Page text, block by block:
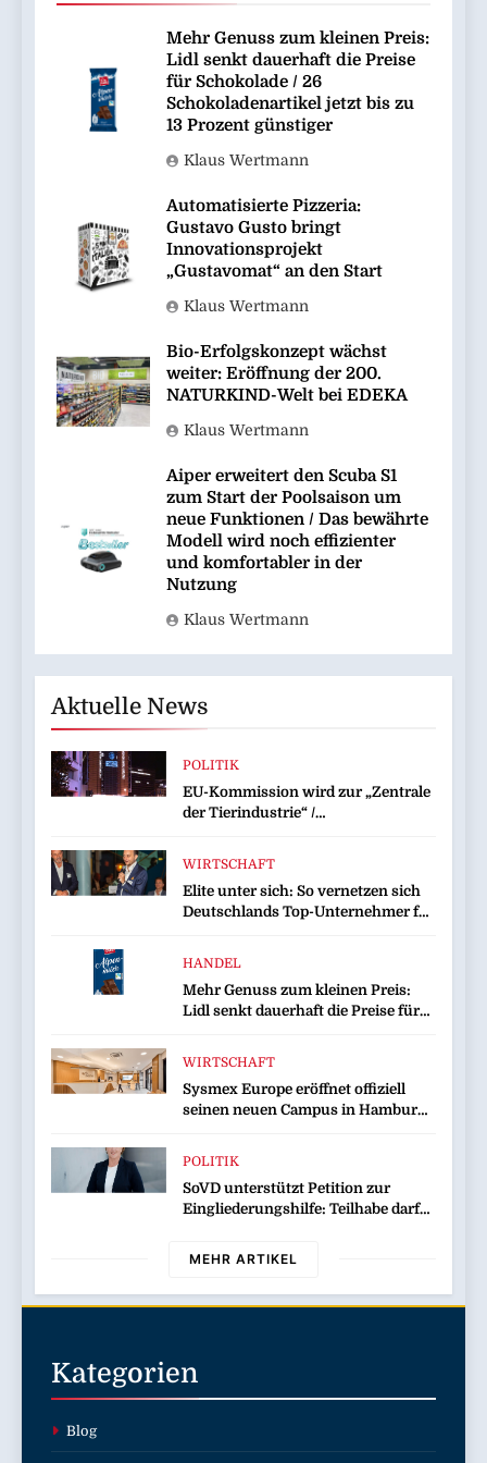
Mehr Genuss zum kleinen Preis:
Lidl senkt dauerhaft die Preise
für Schokolade / 26
Schokoladenartikel jetzt bis zu
13 Prozent günstiger
Klaus Wertmann
Automatisierte Pizzeria:
Gustavo Gusto bringt
Innovationsprojekt
„Gustavomat“ an den Start
Klaus Wertmann
Bio-Erfolgskonzept wächst
weiter: Eröffnung der 200.
NATURKIND-Welt bei EDEKA
Klaus Wertmann
Aiper erweitert den Scuba S1
zum Start der Poolsaison um
neue Funktionen / Das bewährte
Modell wird noch effizienter
und komfortabler in der
Nutzung
Klaus Wertmann
Aktuelle News
POLITIK
EU-Kommission wird zur „Zentrale
der Tierindustrie“ /
Brüssel die Nähe der EU-
Kommission zur Tierindustrie an
WIRTSCHAFT
Elite unter sich: So vernetzen sich
Deutschlands Top-Unternehmer für
HANDEL
Mehr Genuss zum kleinen Preis:
Lidl senkt dauerhaft die Preise für
WIRTSCHAFT
Sysmex Europe eröffnet offiziell
seinen neuen Campus in Hamburg
Arbeitsumgebungen
POLITIK
SoVD unterstützt Petition zur
Eingliederungshilfe: Teilhabe darf
MEHR ARTIKEL
Kategorien
Blog